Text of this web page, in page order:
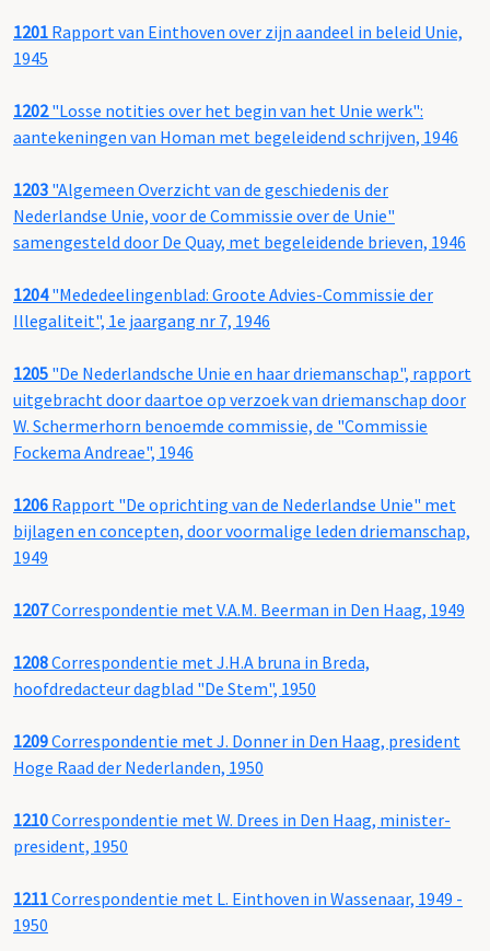
1201 Rapport van Einthoven over zijn aandeel in beleid Unie,
1945
1202"Losse notities over het begin van het Unie werk":
aantekeningen van Homan met begeleidend schrijven, 1946
1203 "Algemeen Overzicht van de geschiedenis der
Nederlandse Unie, voor de Commissie over de Unie"
samengesteld door De Quay, met begeleidende brieven, 1946
1204"Mededeelingenblad: Groote Advies-Commissie der
Illegaliteit", 1e jaargang nr 7, 1946
1205 "De Nederlandsche Unie en haar driemanschap", rapport
uitgebracht door daartoe op verzoek van driemanschap door
W. Schermerhorn benoemde commissie, de "Commissie
Fockema Andreae", 1946
1206 Rapport "De oprichting van de Nederlandse Unie" met
bijlagen en concepten, door voormalige leden driemanschap,
1949
1207Correspondentie met V.A.M. Beerman in Den Haag, 1949
1208Correspondentie met J.H.A bruna in Breda,
hoofdredacteur dagblad "De Stem", 1950
1209Correspondentie met J. Donner in Den Haag, president
Hoge Raad der Nederlanden, 1950
1210Correspondentie met W. Drees in Den Haag, minister-
president, 1950
1211Correspondentie met L. Einthoven in Wassenaar, 1949 -
1950